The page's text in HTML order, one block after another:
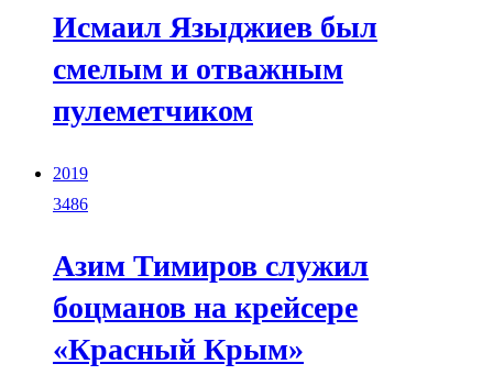
Исмаил Языджиев был
смелым и отважным
пулеметчиком
2019
3486
Азим Тимиров служил
боцманов на крейсере
«Красный Крым»